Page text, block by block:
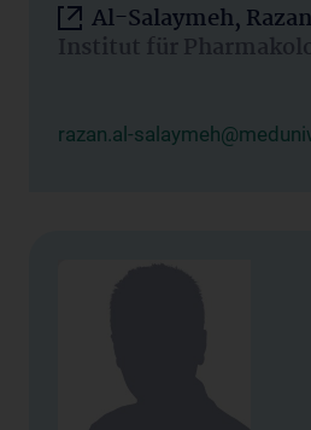
Al-Salaymeh,
Institut für
razan.al-